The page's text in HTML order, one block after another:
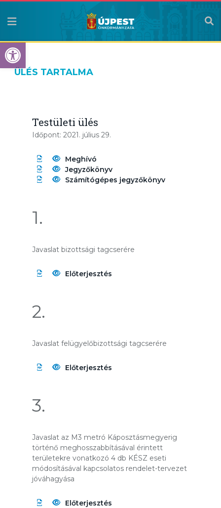
Eszköztár megnyitása
ÜLÉS TARTALMA
Testületi ülés
Időpont: 2021. július 29.
Meghívó
Jegyzőkönyv
Számítógépes jegyzőkönyv
1.
Javaslat bizottsági tagcserére
Előterjesztés
2.
Javaslat felügyelőbizottsági tagcserére
Előterjesztés
3.
Javaslat az M3 metró Káposztásmegyerig
történő meghosszabbításával érintett
területekre vonatkozó 4 db KÉSZ eseti
módosításával kapcsolatos rendelet-tervezet
jóváhagyása
Előterjesztés